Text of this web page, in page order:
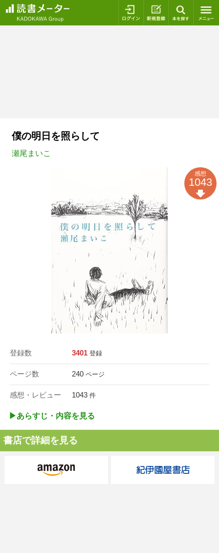
ログイン 新規登録
僕の明日を照らして
瀬尾まいこ
登録数 3401 登録
ページ数 240 ページ
感想・レビュー 1043 件
感想
1043
▶︎あらすじ・内容を見る
書店で詳細を見る